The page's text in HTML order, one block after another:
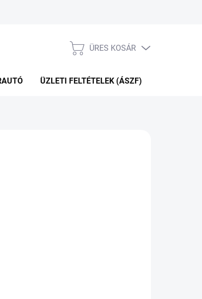
KOSÁR
ÜRES KOSÁR
ÜZLETI FELTÉTELEK (ÁSZF)